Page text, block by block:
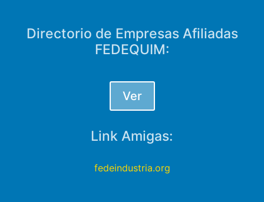
Directorio de Empresas Afiliadas
FEDEQUIM:
Ver
Link Amigas:
fedeindustria.org